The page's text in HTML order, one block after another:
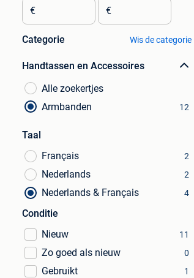
€ €
Categorie Wis de categorie
Handtassen en Accessoires
Alle zoekertjes
Armbanden
12
Taal
Français
2
Nederlands 2
Nederlands & Français 4
Conditie
Nieuw
11
Zo goed als nieuw 0
Gebruikt 1